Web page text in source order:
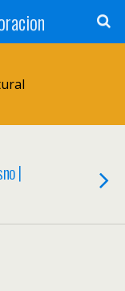
|